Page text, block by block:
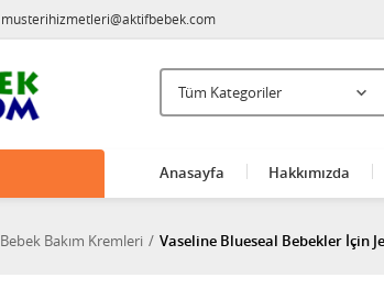
musterihizmetleri@aktifbebek.com
Anasayfa Hakkımızda
Bebek Bakım Kremleri Vaseline Blueseal Bebekler İçin